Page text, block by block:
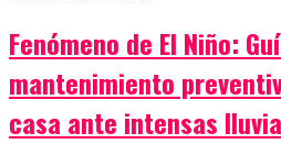
Fenómeno de El Niño:
mantenimiento
casa ante intensas